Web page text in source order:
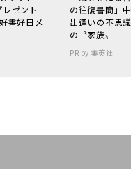
ゼント
書好日メ
の往復書簡」
出逢いの不思
の〝家族〟
PR by 集英社